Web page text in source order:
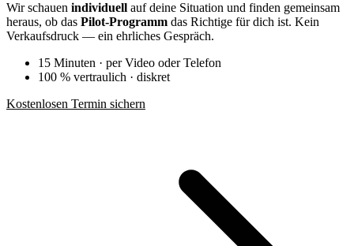
Wir schauen individuell auf deine Situation und finden gemeinsam
heraus, ob das Pilot-Programm das Richtige für dich ist. Kein
Verkaufsdruck — ein ehrliches Gespräch.
15 Minuten · per Video oder Telefon
100 % vertraulich · diskret
Kostenlosen Termin sichern